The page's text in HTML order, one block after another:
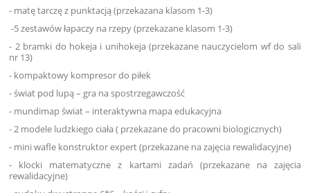
- matę tarczę z punktacją (przekazana klasom 1-3)
-5 zestawów łapaczy na rzepy (przekazane klasom 1-3)
- 2 bramki do hokeja i unihokeja (przekazane nauczycielom wf do sali
nr 13)
- kompaktowy kompresor do piłek
- świat pod lupą – gra na spostrzegawczość
- mundimap świat – interaktywna mapa edukacyjna
- 2 modele ludzkiego ciała ( przekazane do pracowni biologicznych)
- mini wafle konstruktor expert (przekazane na zajęcia rewalidacyjne)
- klocki matematyczne z kartami zadań (przekazane na zajęcia
rewalidacyjne)